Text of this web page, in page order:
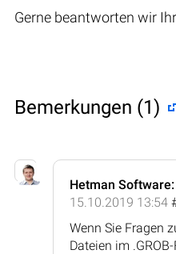
Gerne beantworten wir
Bemerkungen (1)
Hetman
15.10.2019 13:54
Wenn Sie Fragen
Dateien im